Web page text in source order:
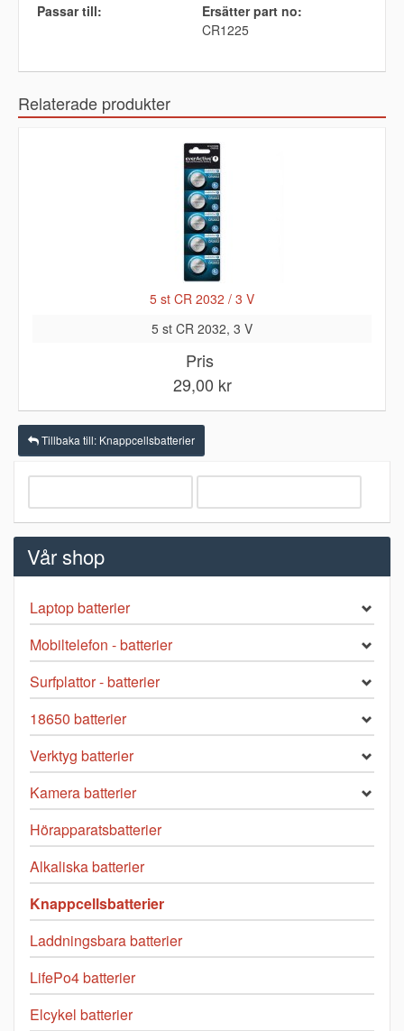
Passar till:
Ersätter part no:
CR1225
Relaterade produkter
5 st CR 2032 / 3 V
5 st CR 2032, 3 V
Pris
29,00 kr
Tillbaka till: Knappcellsbatterier
Vår shop
Laptop batterier
Mobiltelefon - batterier
Surfplattor - batterier
18650 batterier
Verktyg batterier
Kamera batterier
Hörapparatsbatterier
Alkaliska batterier
Knappcellsbatterier
Laddningsbara batterier
LifePo4 batterier
Elcykel batterier